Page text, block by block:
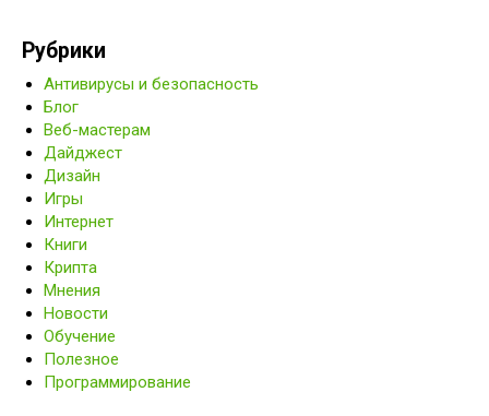
Рубрики
Антивирусы и безопасность
Блог
Веб-мастерам
Дайджест
Дизайн
Игры
Интернет
Книги
Крипта
Мнения
Новости
Обучение
Полезное
Программирование